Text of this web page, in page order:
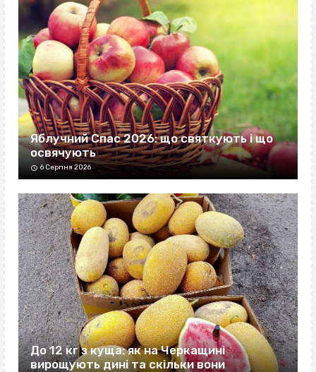
Яблучний Спас 2026: що святкують і що
освячують
6 Серпня 2026
До 12 кг з куща: як на Черкащині
вирощують дині та скільки вони